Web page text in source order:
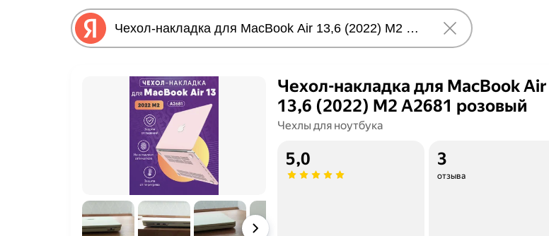
Чехол-накладка для MacBook Air
13,6 (2022) M2 A2681 розовый
Чехлы для ноутбука
5,0 3
отзыва